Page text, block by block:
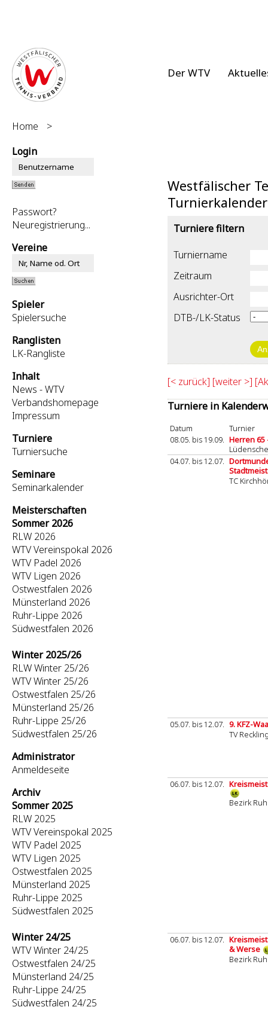
Der WTV
Home
>
Login
Passwort?
Neuregistrierung...
Vereine
Spieler
Spielersuche
Ranglisten
LK-Rangliste
Inhalt
News - WTV
Verbandshomepage
Impressum
Turniere
Turniersuche
Seminare
Seminarkalender
Meisterschaften
Sommer 2026
RLW 2026
WTV Vereinspokal 2026
WTV Padel 2026
WTV Ligen 2026
Ostwestfalen 2026
Münsterland 2026
Ruhr-Lippe 2026
Südwestfalen 2026
Winter 2025/26
RLW Winter 25/26
WTV Winter 25/26
Ostwestfalen 25/26
Münsterland 25/26
Ruhr-Lippe 25/26
Südwestfalen 25/26
Administrator
Anmeldeseite
Archiv
Sommer 2025
RLW 2025
WTV Vereinspokal 2025
WTV Padel 2025
WTV Ligen 2025
Ostwestfalen 2025
Münsterland 2025
Ruhr-Lippe 2025
Südwestfalen 2025
Winter 24/25
WTV Winter 24/25
Ostwestfalen 24/25
Münsterland 24/25
Ruhr-Lippe 24/25
Südwestfalen 24/25
Westfälischer
Turnierkalender
Turniere filtern
Turniername
Zeitraum
Ausrichter-Ort
DTB-/LK-Status
[< zurück] [weiter >]
Turniere in
Datum
Turnier
08.05. bis 19.09. Herren 65
04.07. bis 12.07.
TC
05.07. bis 12.07. 9. KFZ-
TV
06.07. bis 12.07.
Bezirk
06.07. bis 12.07.
& Werse
Bezirk